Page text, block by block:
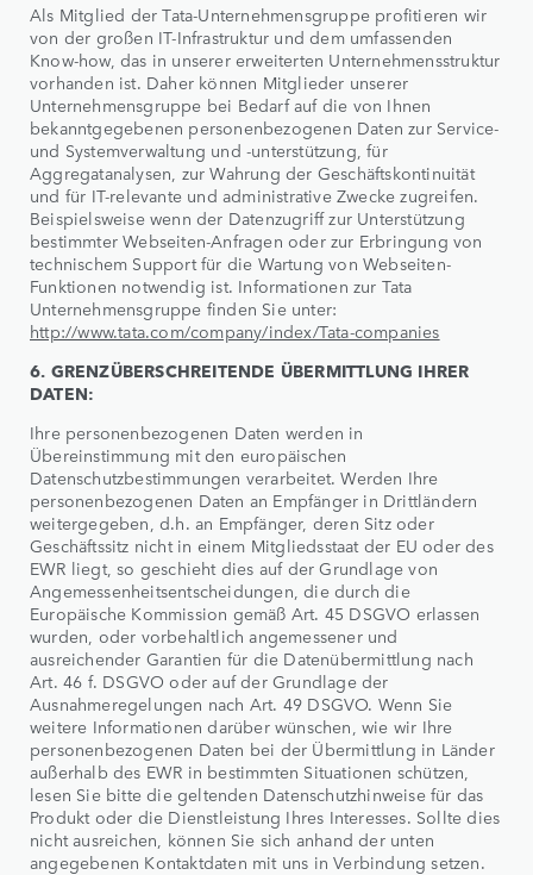
Als Mitglied der Tata-Unternehmensgruppe profitieren wir
von der großen IT-Infrastruktur und dem umfassenden
Know-how, das in unserer erweiterten Unternehmensstruktur
vorhanden ist. Daher können Mitglieder unserer
Unternehmensgruppe bei Bedarf auf die von Ihnen
bekanntgegebenen personenbezogenen Daten zur Service-
und Systemverwaltung und -unterstützung, für
Aggregatanalysen, zur Wahrung der Geschäftskontinuität
und für IT-relevante und administrative Zwecke zugreifen.
Beispielsweise wenn der Datenzugriff zur Unterstützung
bestimmter Webseiten-Anfragen oder zur Erbringung von
technischem Support für die Wartung von Webseiten-
Funktionen notwendig ist. Informationen zur Tata
Unternehmensgruppe finden Sie unter:
http://www.tata.com/company/index/Tata-companies
6. GRENZÜBERSCHREITENDE ÜBERMITTLUNG IHRER
DATEN:
Ihre personenbezogenen Daten werden in
Übereinstimmung mit den europäischen
Datenschutzbestimmungen verarbeitet. Werden Ihre
personenbezogenen Daten an Empfänger in Drittländern
weitergegeben, d.h. an Empfänger, deren Sitz oder
Geschäftssitz nicht in einem Mitgliedsstaat der EU oder des
EWR liegt, so geschieht dies auf der Grundlage von
Angemessenheitsentscheidungen, die durch die
Europäische Kommission gemäß Art. 45 DSGVO erlassen
wurden, oder vorbehaltlich angemessener und
ausreichender Garantien für die Datenübermittlung nach
Art. 46 f. DSGVO oder auf der Grundlage der
Ausnahmeregelungen nach Art. 49 DSGVO. Wenn Sie
weitere Informationen darüber wünschen, wie wir Ihre
personenbezogenen Daten bei der Übermittlung in Länder
außerhalb des EWR in bestimmten Situationen schützen,
lesen Sie bitte die geltenden Datenschutzhinweise für das
Produkt oder die Dienstleistung Ihres Interesses. Sollte dies
nicht ausreichen, können Sie sich anhand der unten
angegebenen Kontaktdaten mit uns in Verbindung setzen.